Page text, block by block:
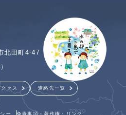
北田町4-47
）
セス 連絡先一覧